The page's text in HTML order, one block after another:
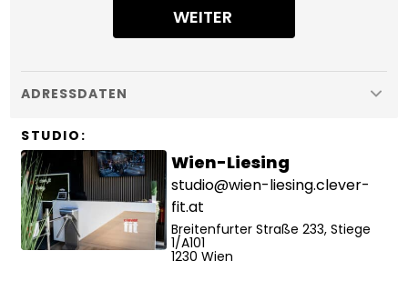
WEITER
ADRESSDATEN
STUDIO :
Wien-Liesing
studio@wien-liesing.clever-
fit.at
Breitenfurter Straße 233, Stiege
1/A101
1230 Wien